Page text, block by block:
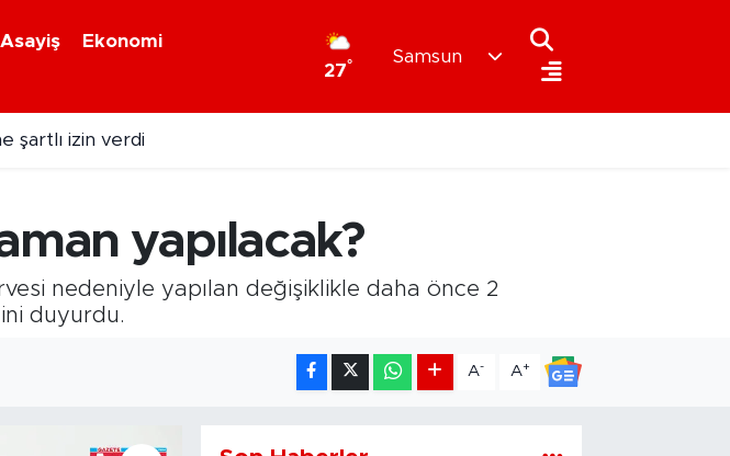
Asayiş
Ekonomi
27°
Samsun
şartlı izin verdi
yapılacak?
nedeniyle yapılan değişiklikle daha önce 2
duyurdu.
A- A+